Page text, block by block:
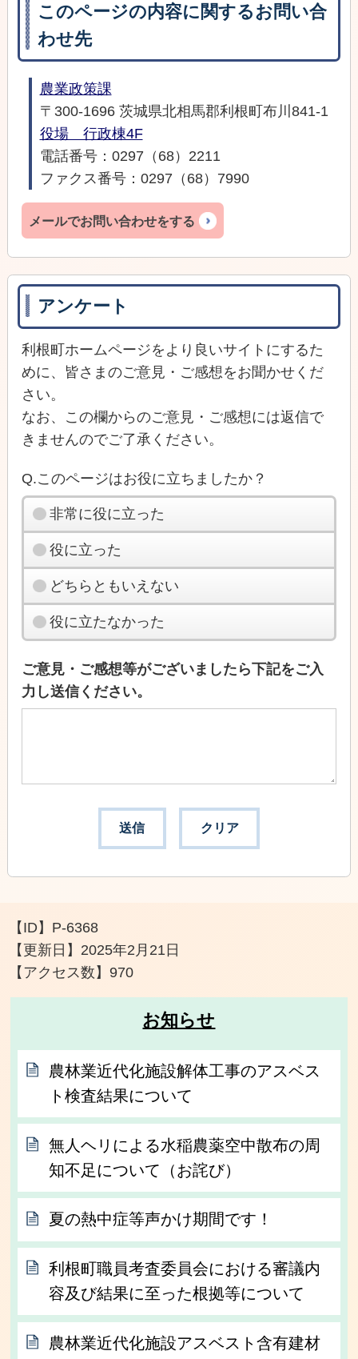
このページの内容に関するお問い合
わせ先
農業政策課
〒300-1696 茨城県北相馬郡利根町布川841-1
役場 行政棟4F
電話番号：0297（68）2211
ファクス番号：0297（68）7990
メールでお問い合わせをする
アンケート
利根町ホームページをより良いサイトにするた
めに、皆さまのご意見・ご感想をお聞かせくだ
さい。
なお、この欄からのご意見・ご感想には返信で
きませんのでご了承ください。
Q.このページはお役に立ちましたか？
非常に役に立った
役に立った
どちらともいえない
役に立たなかった
ご意見・ご感想等がございましたら下記をご入
力し送信ください。
【ID】 P-6368
【更新日】 2025年2月21日
【アクセス数】970
お知らせ
農林業近代化施設解体工事のアスベス
ト検査結果について
無人ヘリによる水稲農薬空中散布の周
知不足について（お詫び）
夏の熱中症等声かけ期間です！
利根町職員考査委員会における審議内
容及び結果に至った根拠等について
農林業近代化施設アスベスト含有建材